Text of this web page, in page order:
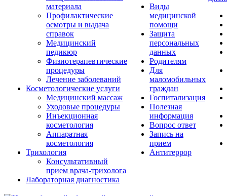
материала
Профилактические
осмотры и выдача
справок
Медицинский
педикюр
Физиотерапевтические
процедуры
Лечение заболеваний
Косметологические услуги
Медицинский массаж
Уходовые процедуры
Инъекционная
косметология
Аппаратная
косметология
Трихология
Консультативный
прием врача-трихолога
Лабораторная диагностика
Виды
медицинской
помощи
Защита
персональных
данных
Родителям
Для
маломобильных
граждан
Госпитализация
Полезная
информация
Вопрос ответ
Запись на
прием
Антитеррор